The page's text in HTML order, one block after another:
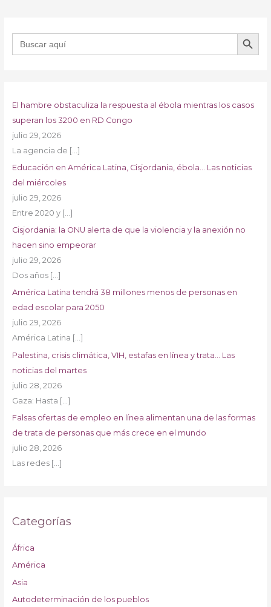
Buscar: BOTÓN DE
El hambre obstaculiza la respuesta al ébola mientras los casos
superan los 3200 en RD Congo
julio 29, 2026
La agencia de […]
Educación en América Latina, Cisjordania, ébola… Las noticias
del miércoles
julio 29, 2026
Entre 2020 y […]
Cisjordania: la ONU alerta de que la violencia y la anexión no
hacen sino empeorar
julio 29, 2026
Dos años […]
América Latina tendrá 38 millones menos de personas en
edad escolar para 2050
julio 29, 2026
América Latina […]
Palestina, crisis climática, VIH, estafas en línea y trata… Las
noticias del martes
julio 28, 2026
Gaza: Hasta […]
Falsas ofertas de empleo en línea alimentan una de las formas
de trata de personas que más crece en el mundo
julio 28, 2026
Las redes […]
Categorías
África
América
Asia
Autodeterminación de los pueblos